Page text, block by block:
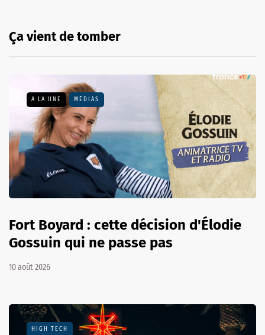
Ça vient de tomber
A LA UNE MÉDIAS
Fort Boyard : cette décision d'Élodie
Gossuin qui ne passe pas
10 août 2026
HIGH TECH